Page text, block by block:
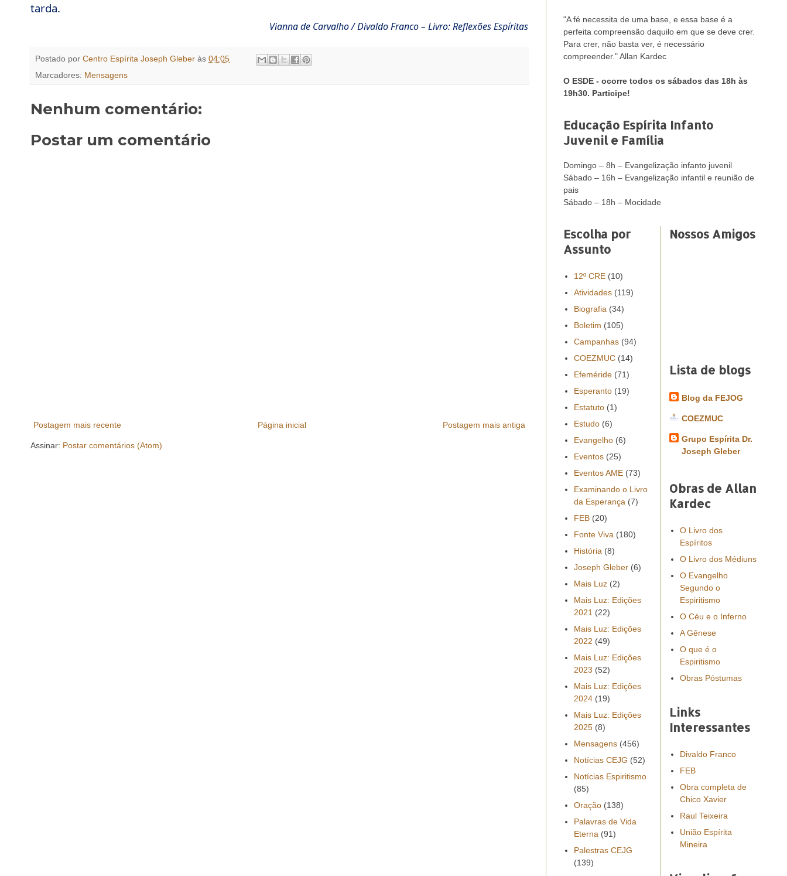
tarda.
Vianna de Carvalho / Divaldo Franco – Livro: Reflexões Espíritas
Postado por Centro Espírita Joseph Gleber às 04:05
Marcadores: Mensagens
Nenhum comentário:
Postar um comentário
Postagem mais recente Postagem mais antiga
Página inicial
Assinar: Postar comentários (Atom)
"A fé necessita de uma base, e essa base é a
perfeita compreensão daquilo em que se deve crer.
Para crer, não basta ver, é necessário
compreender." Allan Kardec
O ESDE - ocorre todos os sábados das 18h às
19h30. Participe!
Educação Espírita Infanto
Juvenil e Família
Domingo – 8h – Evangelização infanto juvenil
Sábado – 16h – Evangelização infantil e reunião de
pais
Sábado – 18h – Mocidade
Escolha por
Assunto
12º CRE (10)
Atividades (119)
Biografia (34)
Boletim (105)
Campanhas (94)
COEZMUC (14)
Efeméride (71)
Esperanto (19)
Estatuto (1)
Estudo (6)
Evangelho (6)
Eventos (25)
Eventos AME (73)
Examinando o Livro
da Esperança (7)
FEB (20)
Fonte Viva (180)
História (8)
Joseph Gleber (6)
Mais Luz (2)
Mais Luz: Edições
2021 (22)
Mais Luz: Edições
2022 (49)
Mais Luz: Edições
2023 (52)
Mais Luz: Edições
2024 (19)
Mais Luz: Edições
2025 (8)
Mensagens (456)
Notícias CEJG (52)
Notícias Espiritismo
(85)
Oração (138)
Palavras de Vida
Eterna (91)
Palestras CEJG
(139)
Nossos Amigos
Lista de blogs
Blog da FEJOG
COEZMUC
Grupo Espírita Dr.
Joseph Gleber
Obras de Allan
Kardec
O Livro dos
Espíritos
O Livro dos Médiuns
O Evangelho
Segundo o
Espiritismo
O Céu e o Inferno
A Gênese
O que é o
Espiritismo
Obras Póstumas
Links
Interessantes
Divaldo Franco
FEB
Obra completa de
Chico Xavier
Raul Teixeira
União Espírita
Mineira